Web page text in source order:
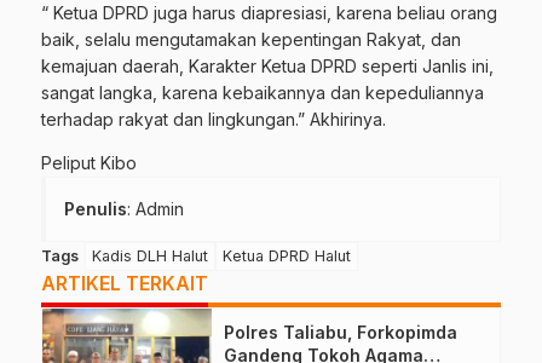
“ Ketua DPRD juga harus diapresiasi, karena beliau orang
baik, selalu mengutamakan kepentingan Rakyat, dan
kemajuan daerah, Karakter Ketua DPRD seperti Janlis ini,
sangat langka, karena kebaikannya dan kepeduliannya
terhadap rakyat dan lingkungan.” Akhirinya.
Peliput Kibo
Penulis: Admin
Tags Kadis DLH Halut Ketua DPRD Halut
ARTIKEL TERKAIT
Polres Taliabu, Forkopimda
Gandeng Tokoh Agama